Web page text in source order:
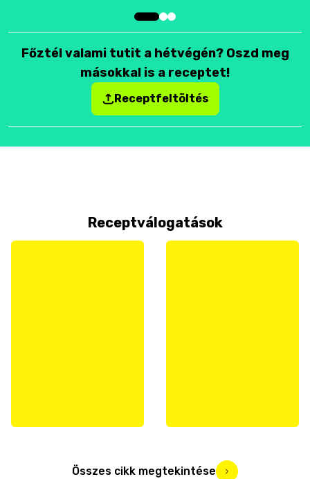
Főztél valami tutit a hétvégén? Oszd meg
másokkal is a receptet!
Receptfeltöltés
Receptválogatások
Összes cikk megtekintése